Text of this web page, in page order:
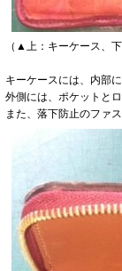
（▲上：キーケース、
キーケースには、内部
外側には、ポケットと
また、落下防止のファ